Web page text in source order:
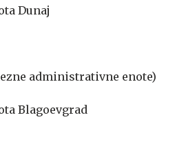
Dunaj
administrativne enote)
Blagoevgrad